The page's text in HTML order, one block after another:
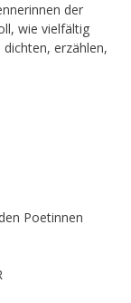
der
wie vielfältig
erzählen,
Poetinnen